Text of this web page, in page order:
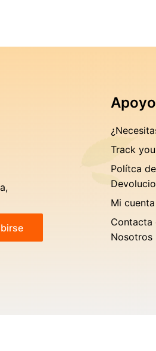
Apoyo
Track
Polítca de
Mi cuenta
Contacta
Nosotros